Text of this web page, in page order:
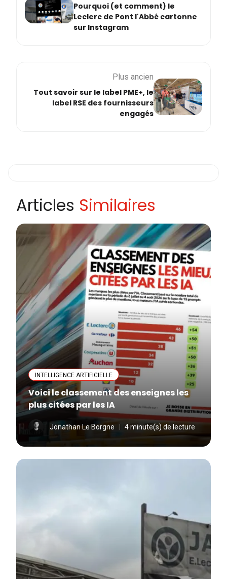
Pourquoi (et comment) le
Leclerc de Pont l'Abbé cartonne
sur Instagram
Plus ancien
Tout savoir sur le label PME+, le
label RSE des fournisseurs
engagés
Articles Similaires
INTELLIGENCE ARTIFICIELLE
Voici le classement des enseignes les
plus citées par les IA
Jonathan Le Borgne 4 minute(s) de lecture